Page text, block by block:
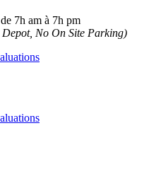
7h am à 7h pm
No On Site Parking)